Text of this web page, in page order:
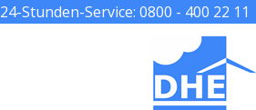
24-Stunden-Service: 0800 - 400 22 11